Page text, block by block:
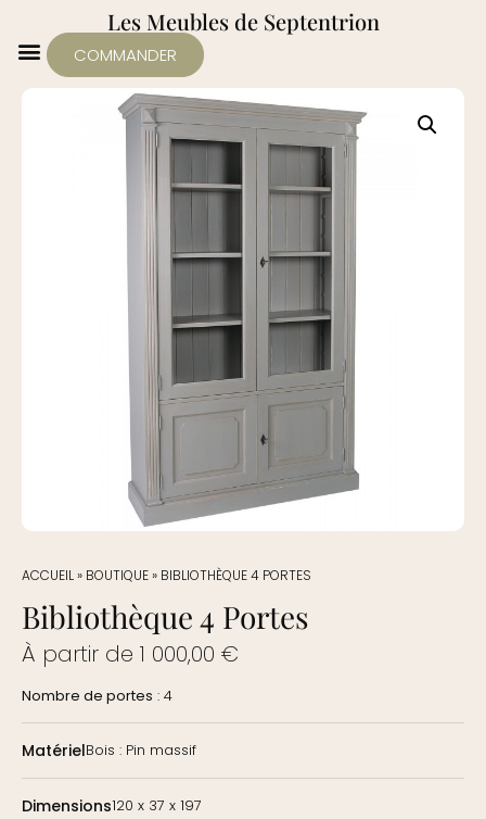
Les Meubles de Septentrion
COMMANDER
ACCUEIL» BOUTIQUE» BIBLIOTHÈQUE 4 PORTES
Bibliothèque 4 Portes
À partir de 1 000,00 €
Nombre de portes : 4
MatérielBois : Pin massif
Dimensions120 x 37 x 197